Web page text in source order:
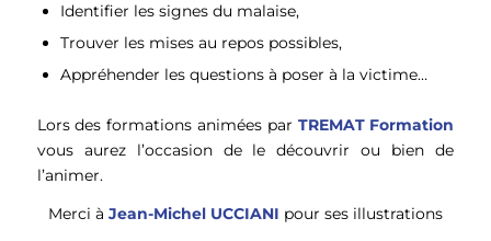
Identifier les signes du malaise,
Trouver les mises au repos possibles,
Appréhender les questions à poser à la victime…
Lors des formations animées par TREMAT Formation
vous aurez l’occasion de le découvrir ou bien de
l’animer.
Merci à Jean-Michel UCCIANI pour ses illustrations